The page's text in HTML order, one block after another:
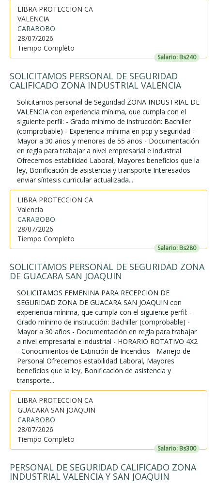
LIBRA PROTECCION CA
VALENCIA
CARABOBO
28/07/2026
Tiempo Completo
Salario: Bs240
SOLICITAMOS PERSONAL DE SEGURIDAD
CALIFICADO ZONA INDUSTRIAL VALENCIA
Solicitamos personal de Seguridad ZONA INDUSTRIAL DE
VALENCIA con experiencia mínima, que cumpla con el
siguiente perfil: - Grado mínimo de instrucción: Bachiller
(comprobable) - Experiencia mínima en pcp y seguridad -
Mayor a 30 años y menores de 55 anos - Documentación
en regla para trabajar a nivel empresarial e industrial
Ofrecemos estabilidad Laboral, Mayores beneficios que la
ley, Bonificación de asistencia y transporte Interesados
enviar síntesis curricular actualizada...
LIBRA PROTECCION CA
Valencia
CARABOBO
28/07/2026
Tiempo Completo
Salario: Bs280
SOLICITAMOS PERSONAL DE SEGURIDAD ZONA
DE GUACARA SAN JOAQUIN
SOLICITAMOS FEMENINA PARA RECEPCION DE
SEGURIDAD ZONA DE GUACARA SAN JOAQUIN con
experiencia mínima, que cumpla con el siguiente perfil: -
Grado mínimo de instrucción: Bachiller (comprobable) -
Mayor a 30 años - Documentación en regla para trabajar
a nivel empresarial e industrial - HORARIO ROTATIVO 4X2
- Conocimientos de Extinción de Incendios - Manejo de
Personal Ofrecemos estabilidad Laboral, Mayores
beneficios que la ley, Bonificación de asistencia y
transporte...
LIBRA PROTECCION CA
GUACARA SAN JOAQUIN
CARABOBO
28/07/2026
Tiempo Completo
Salario: Bs300
PERSONAL DE SEGURIDAD CALIFICADO ZONA
INDUSTRIAL VALENCIA Y SAN JOAQUIN